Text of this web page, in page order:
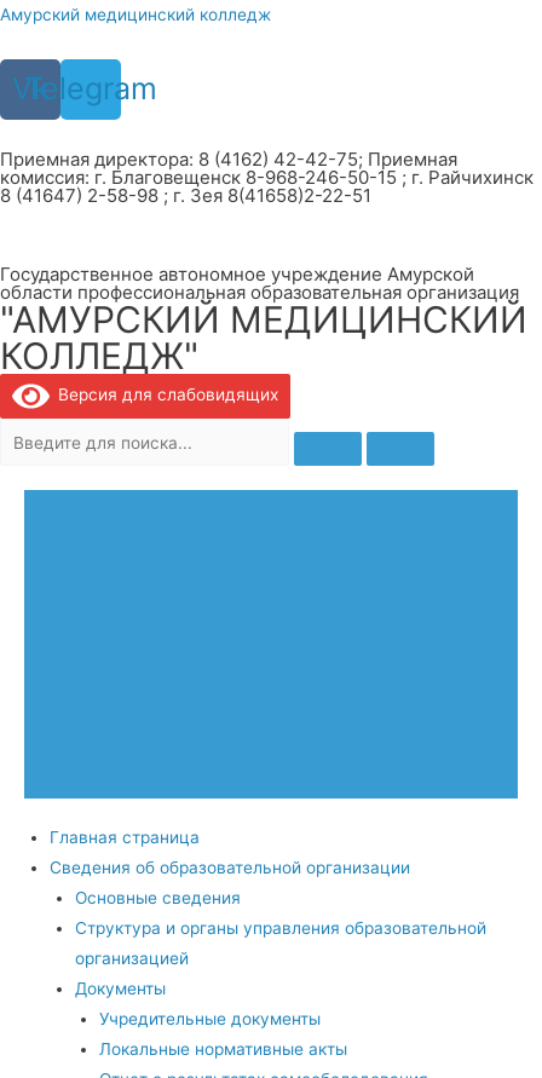
Перейти
содержимому
Амурский медицинский колледж
Vk
Telegram
Приемная директора: 8 (4162) 42-42-75; Приемная
комиссия: г. Благовещенск 8-968-246-50-15 ; г. Райчихинск
8 (41647) 2-58-98 ; г. Зея 8(41658)2-22-51
Государственное автономное учреждение Амурской
области профессиональная образовательная организация
"АМУРСКИЙ МЕДИЦИНСКИЙ
КОЛЛЕДЖ"
Версия для слабовидящих
Главная страница
Сведения об образовательной организации
Основные сведения
Структура и органы управления образовательной
организацией
Документы
Учредительные документы
Локальные нормативные акты